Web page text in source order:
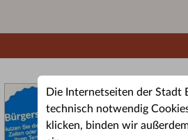
Die Internetseiten der Stadt
technisch notwendig
klicken, binden wir